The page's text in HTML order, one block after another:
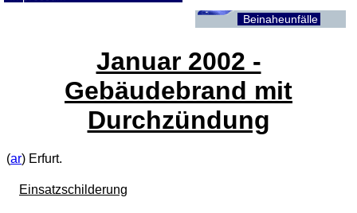
Beinaheunfälle
Januar 2002 -
Gebäudebrand mit
Durchzündung
(ar) Erfurt.
Einsatzschilderung